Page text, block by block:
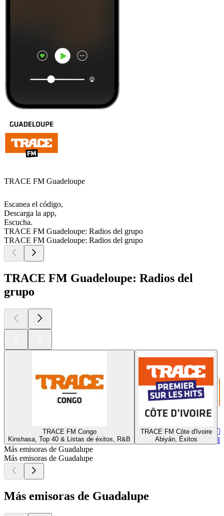
TRACE FM Guadeloupe
Escanea el código,
Descarga la app,
Escucha.
TRACE FM Guadeloupe: Radios del grupo
TRACE FM Guadeloupe: Radios del grupo
TRACE FM Guadeloupe: Radios del
grupo
TRACE FM Congo
Kinshasa, Top 40 & Listas de éxitos, R&B
TRACE FM Côte d'Ivoire
Abiyán, Éxitos
Más emisoras de Guadalupe
Más emisoras de Guadalupe
Más emisoras de Guadalupe